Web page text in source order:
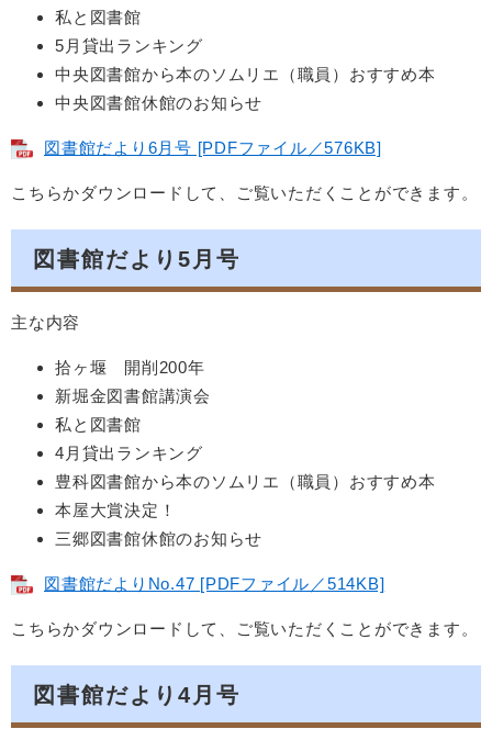
私と図書館
5月貸出ランキング
中央図書館から本のソムリエ（職員）おすすめ本
中央図書館休館のお知らせ
図書館だより6月号 [PDFファイル／576KB]
こちらかダウンロードして、ご覧いただくことができます。
図書館だより5月号
主な内容
拾ヶ堰 開削200年
新堀金図書館講演会
私と図書館
4月貸出ランキング
豊科図書館から本のソムリエ（職員）おすすめ本
本屋大賞決定！
三郷図書館休館のお知らせ
図書館だよりNo.47 [PDFファイル／514KB]
こちらかダウンロードして、ご覧いただくことができます。
図書館だより4月号